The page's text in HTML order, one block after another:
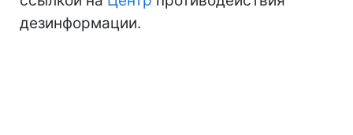
дезинформации.